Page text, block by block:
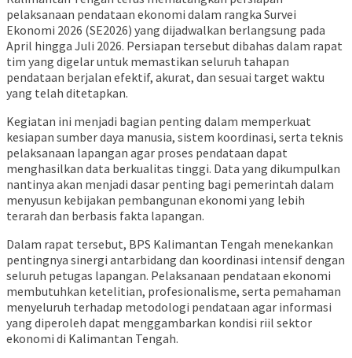
pelaksanaan pendataan ekonomi dalam rangka Survei
Ekonomi 2026 (SE2026) yang dijadwalkan berlangsung pada
April hingga Juli 2026. Persiapan tersebut dibahas dalam rapat
tim yang digelar untuk memastikan seluruh tahapan
pendataan berjalan efektif, akurat, dan sesuai target waktu
yang telah ditetapkan.
Kegiatan ini menjadi bagian penting dalam memperkuat
kesiapan sumber daya manusia, sistem koordinasi, serta teknis
pelaksanaan lapangan agar proses pendataan dapat
menghasilkan data berkualitas tinggi. Data yang dikumpulkan
nantinya akan menjadi dasar penting bagi pemerintah dalam
menyusun kebijakan pembangunan ekonomi yang lebih
terarah dan berbasis fakta lapangan.
Dalam rapat tersebut, BPS Kalimantan Tengah menekankan
pentingnya sinergi antarbidang dan koordinasi intensif dengan
seluruh petugas lapangan. Pelaksanaan pendataan ekonomi
membutuhkan ketelitian, profesionalisme, serta pemahaman
menyeluruh terhadap metodologi pendataan agar informasi
yang diperoleh dapat menggambarkan kondisi riil sektor
ekonomi di Kalimantan Tengah.